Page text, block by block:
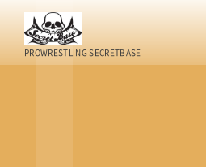
PROWRESTLING SECRETBASE